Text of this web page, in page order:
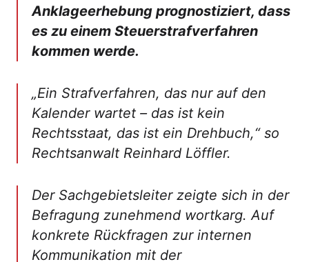
Anklageerhebung prognostiziert, dass
es zu einem Steuerstrafverfahren
kommen werde.
„Ein Strafverfahren, das nur auf den
Kalender wartet – das ist kein
Rechtsstaat, das ist ein Drehbuch,“so
Rechtsanwalt Reinhard Löffler.
Der Sachgebietsleiter zeigte sich in der
Befragung zunehmend wortkarg. Auf
konkrete Rückfragen zur internen
Kommunikation mit der